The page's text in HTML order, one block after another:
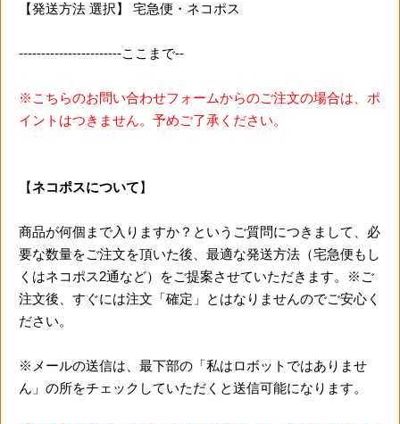
【発送方法 選択】 宅急便・ネコポス
-----------------------ここまで--
※こちらのお問い合わせフォームからのご注文の場合は、ポ
イントはつきません。予めご了承ください。
【ネコポスについて】
商品が何個まで入りますか？というご質問につきまして、必
要な数量をご注文を頂いた後、最適な発送方法（宅急便もし
くはネコポス2通など）をご提案させていただきます。※ご
注文後、すぐには注文「確定」とはなりませんのでご安心く
ださい。
※メールの送信は、最下部の「私はロボットではありませ
ん」の所をチェックしていただくと送信可能になります。